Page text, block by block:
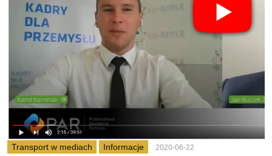
Transport w mediach Informacje 2020-06-22